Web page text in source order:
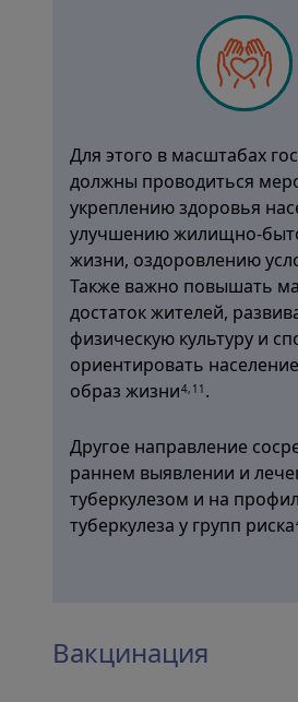
Для этого в масштабах
должны проводиться
укреплению здоровья
улучшению жилищно-
жизни, оздоровлению
Также важно повышать
достаток жителей,
физическую культуру и
ориентировать
образ жизни4,11 .
Другое направление
раннем выявлении и
туберкулезом и на
туберкулеза у групп риска
Вакцинация